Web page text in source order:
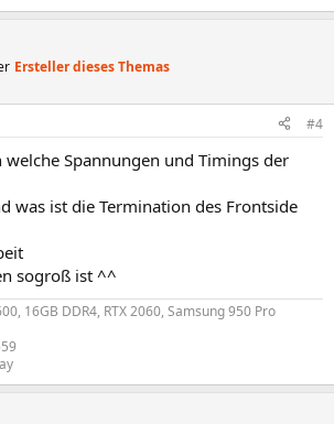
Ersteller dieses Themas
#4
welche Spannungen und Timings der
was ist die Termination des Frontside
sogroß ist ^^
16GB DDR4, RTX 2060, Samsung 950 Pro